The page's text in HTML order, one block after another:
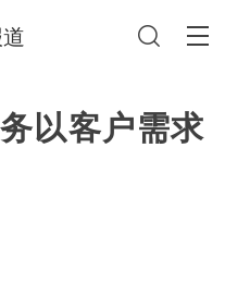
以客户需求